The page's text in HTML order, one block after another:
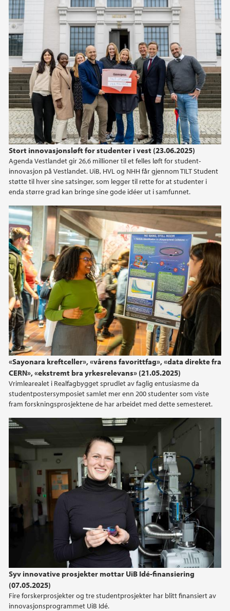
Stort innovasjonsløft for studenter i vest (23.06.2025)
Agenda Vestlandet gir 26,6 millioner til et felles løft for student-
innovasjon på Vestlandet. UiB, HVL og NHH får gjennom TILT Student
støtte til hver sine satsinger, som legger til rette for at studenter i
enda større grad kan bringe sine gode idéer ut i samfunnet.
«Sayonara kreftceller», «vårens favorittfag», «data direkte fra
CERN», «ekstremt bra yrkesrelevans» (21.05.2025)
Vrimlearealet i Realfagbygget sprudlet av faglig entusiasme da
studentpostersymposiet samlet mer enn 200 studenter som viste
fram forskningsprosjektene de har arbeidet med dette semesteret.
Syv innovative prosjekter mottar UiB Idé-finansiering
(07.05.2025)
Fire forskerprosjekter og tre studentprosjekter har blitt finansiert av
innovasjonsprogrammet UiB Idé.